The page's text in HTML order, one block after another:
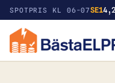
SPOTPRIS KL 06-07SE1